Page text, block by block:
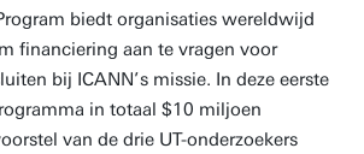
biedt organisaties wereldwijd
financiering aan te vragen voor
bij ICANN’s missie. In deze eerste
in totaal $10 miljoen
van de drie UT-onderzoekers